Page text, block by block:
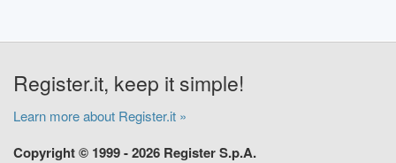
Register.it, keep it simple!
Learn more about Register.it »
Copyright © 1999 - 2026 Register S.p.A.